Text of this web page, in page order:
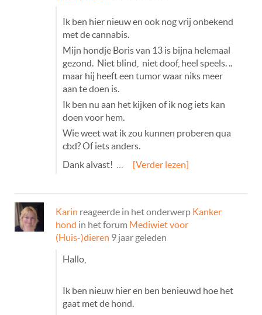
Ik ben hier nieuw en ook nog vrij onbekend
met de cannabis.
Mijn hondje Boris van 13 is bijna helemaal
gezond. Niet blind, niet doof, heel speels. ..
maar hij heeft een tumor waar niks meer
aan te doen is.
Ik ben nu aan het kijken of ik nog iets kan
doen voor hem.
Wie weet wat ik zou kunnen proberen qua
cbd? Of iets anders.
Dank alvast! …
[Verder lezen]
Karin reageerde in het onderwerp Kanker
hond in het forum Mediwiet voor
(Huis-)dieren 9 jaar geleden
Hallo,
Ik ben nieuw hier en ben benieuwd hoe het
gaat met de hond.